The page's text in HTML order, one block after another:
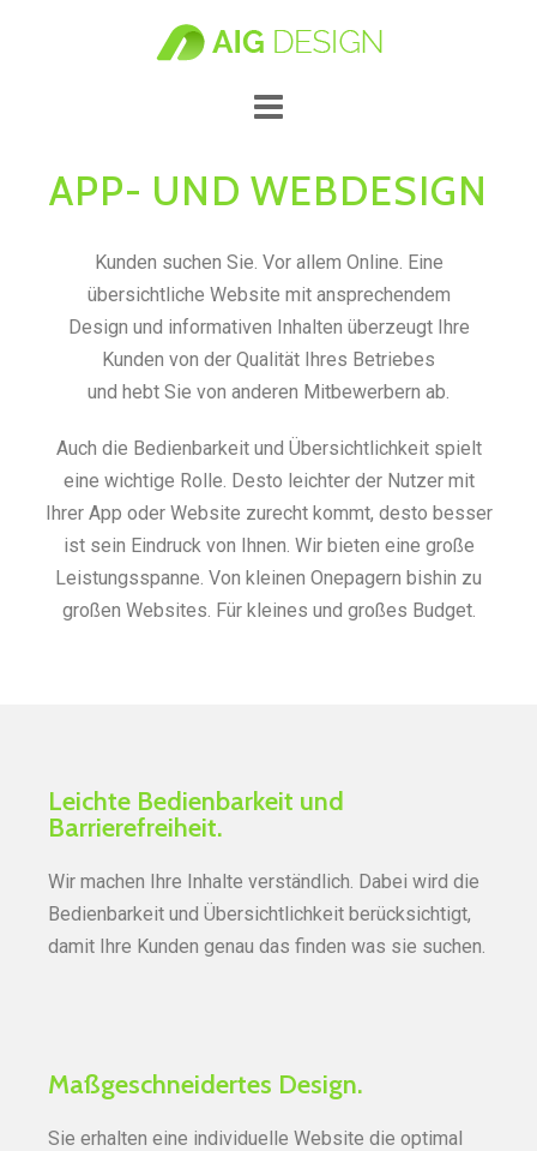
APP- UND WEBDESIGN
Kunden suchen Sie. Vor allem Online. Eine
übersichtliche Website mit ansprechendem
Design und informativen Inhalten überzeugt Ihre
Kunden von der Qualität Ihres Betriebes
und hebt Sie von anderen Mitbewerbern ab.
Auch die Bedienbarkeit und Übersichtlichkeit spielt
eine wichtige Rolle. Desto leichter der Nutzer mit
Ihrer App oder Website zurecht kommt, desto besser
ist sein Eindruck von Ihnen. Wir bieten eine große
Leistungsspanne. Von kleinen Onepagern bishin zu
großen Websites. Für kleines und großes Budget.
Leichte Bedienbarkeit und
Barrierefreiheit.
Wir machen Ihre Inhalte verständlich. Dabei wird die
Bedienbarkeit und Übersichtlichkeit berücksichtigt,
damit Ihre Kunden genau das finden was sie suchen.
Maßgeschneidertes Design.
Sie erhalten eine individuelle Website die optimal